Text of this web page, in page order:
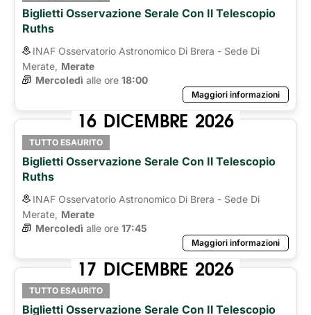
Biglietti Osservazione Serale Con Il Telescopio
Ruths
INAF Osservatorio Astronomico Di Brera - Sede Di
Merate, Merate
Mercoledì alle ore 18:00
Maggiori informazioni
16 DICEMBRE 2026
TUTTO ESAURITO
Biglietti Osservazione Serale Con Il Telescopio
Ruths
INAF Osservatorio Astronomico Di Brera - Sede Di
Merate, Merate
Mercoledì alle ore 17:45
Maggiori informazioni
17 DICEMBRE 2026
TUTTO ESAURITO
Biglietti Osservazione Serale Con Il Telescopio